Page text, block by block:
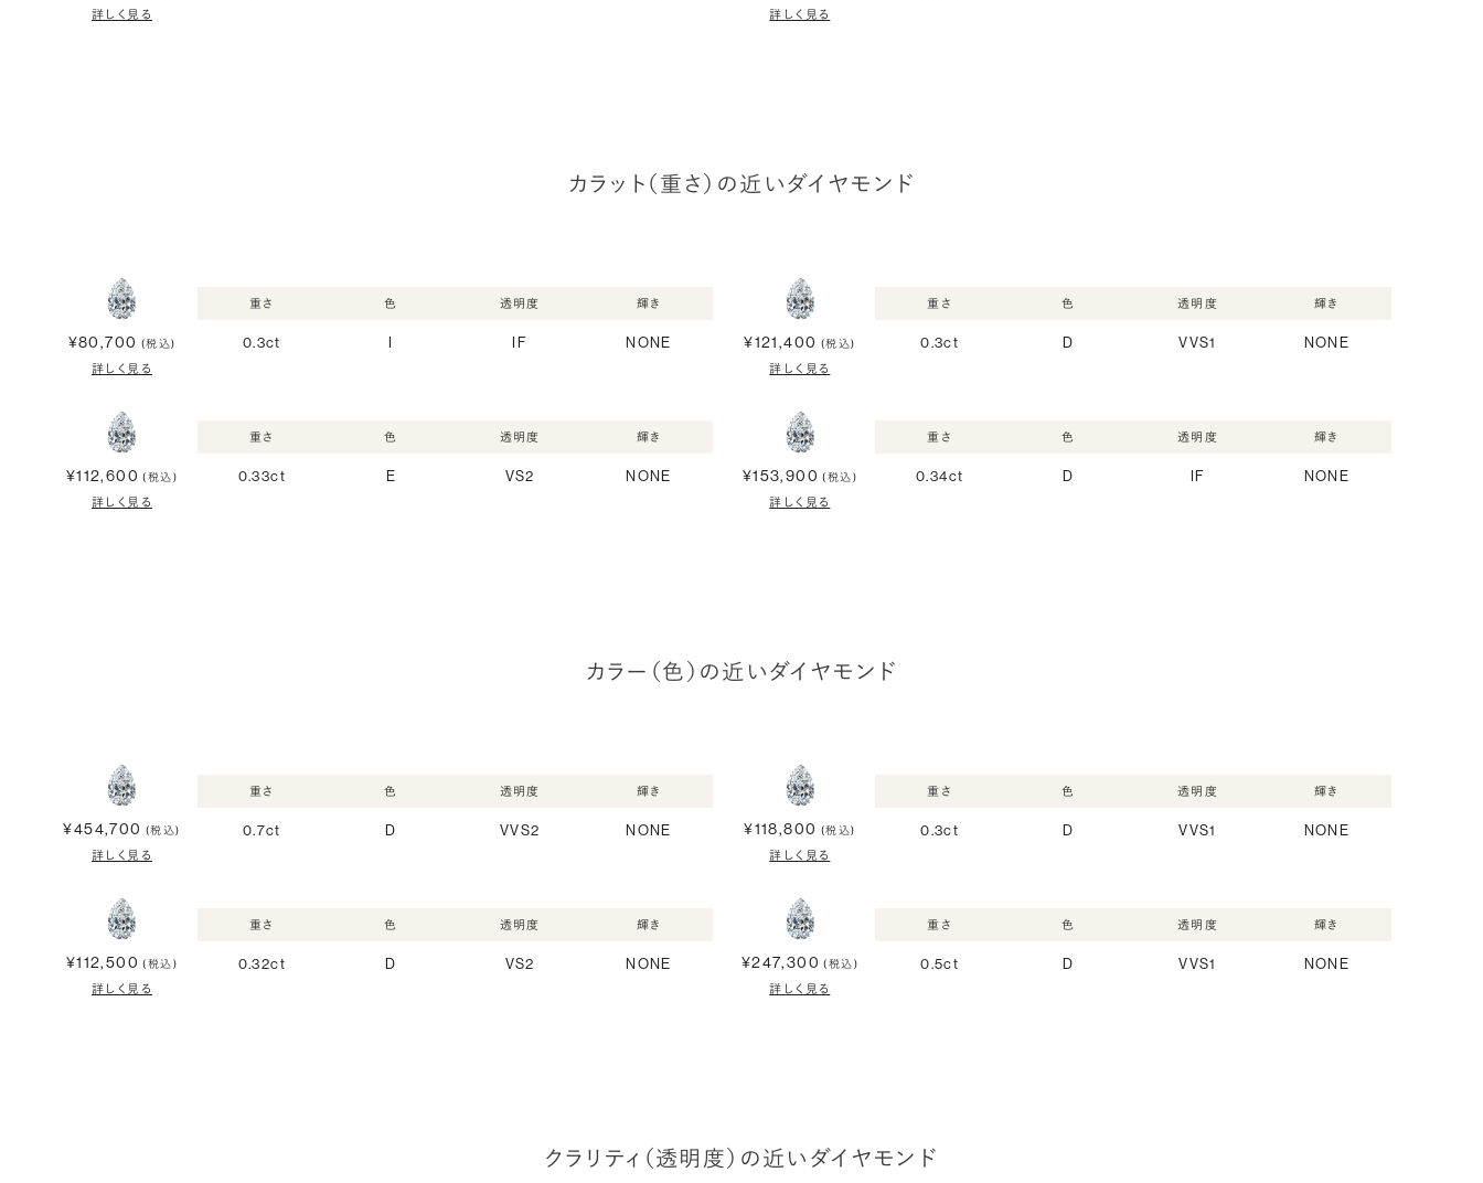
詳しく見る 詳しく見る
カラット（重さ）の近いダイヤモンド
¥80,700 (税込)
詳しく見る
重さ
0.3ct
色
I
透明度
IF
輝き
NONE ¥121,400 (税込)
詳しく見る
重さ
0.3ct
色
D
透明度
VVS1
輝き
NONE
¥112,600 (税込)
詳しく見る
重さ
0.33ct
色
E
透明度
VS2
輝き
NONE ¥153,900 (税込)
詳しく見る
重さ
0.34ct
色
D
透明度
IF
輝き
NONE
カラー（色）の近いダイヤモンド
¥454,700 (税込)
詳しく見る
重さ
0.7ct
色
D
透明度
VVS2
輝き
NONE ¥118,800 (税込)
詳しく見る
重さ
0.3ct
色
D
透明度
VVS1
輝き
NONE
¥112,500 (税込)
詳しく見る
重さ
0.32ct
色
D
透明度
VS2
輝き
NONE ¥247,300 (税込)
詳しく見る
重さ
0.5ct
色
D
透明度
VVS1
輝き
NONE
クラリティ（透明度）の近いダイヤモンド